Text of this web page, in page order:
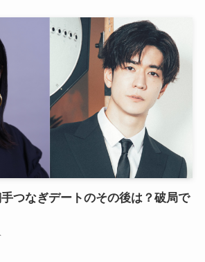
つなぎデートのその後は？破局で